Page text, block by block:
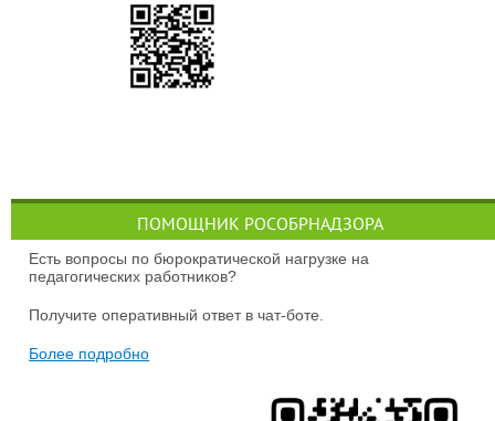
ПОМОЩНИК РОСОБРНАДЗОРА
Есть вопросы по бюрократической нагрузке на
педагогических работников?
Получите оперативный ответ в чат-боте.
Более подробно